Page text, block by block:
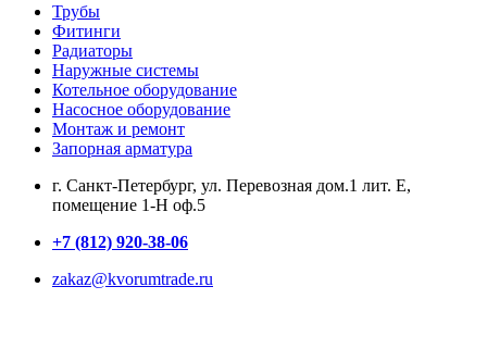
Трубы
Фитинги
Радиаторы
Наружные системы
Котельное оборудование
Насосное оборудование
Монтаж и ремонт
Запорная арматура
г. Санкт-Петербург, ул. Перевозная дом.1 лит. Е,
помещение 1-Н оф.5
+7 (812) 920-38-06
zakaz@kvorumtrade.ru